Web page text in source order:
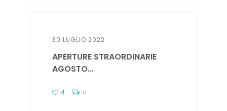
30 LUGLIO 2022
APERTURE STRAORDINARIE
AGOSTO...
4 0